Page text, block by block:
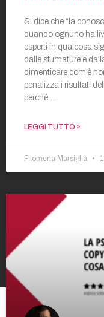
Si dice che “la
quando ognuno ha
esperti in qualcosa
dalle sfumature e
dimenticare com’è
penalizza i risultati
perché…
LEGGI TUTTO »
Filomena Marsiglia